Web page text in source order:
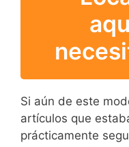
Si aún de este
artículos que
prácticamente